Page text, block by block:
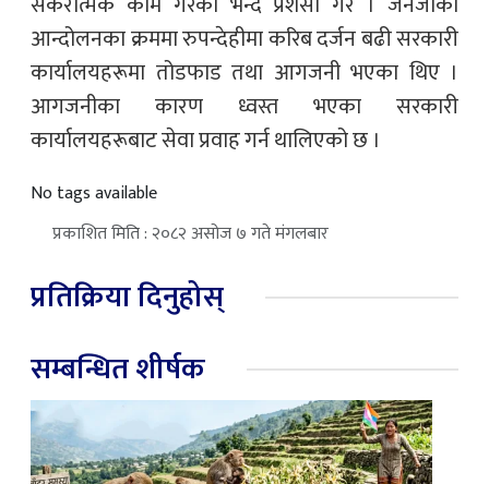
आन्दोलनका क्रममा रुपन्देहीमा करिब दर्जन बढी सरकारी
कार्यालयहरूमा तोडफाड तथा आगजनी भएका थिए ।
आगजनीका कारण ध्वस्त भएका सरकारी
कार्यालयहरूबाट सेवा प्रवाह गर्न थालिएको छ ।
No tags available
प्रकाशित मिति : २०८२ असोज ७ गते मंगलबार
प्रतिक्रिया दिनुहोस्
सम्बन्धित शीर्षक